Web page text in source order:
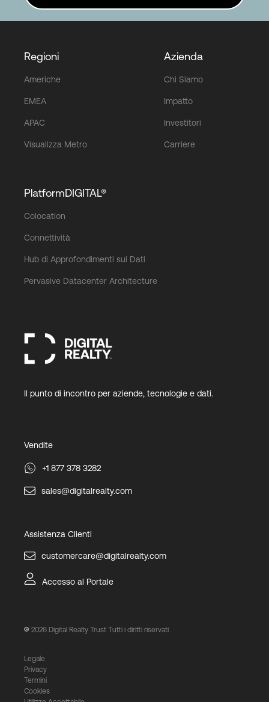
Regioni
Americhe
EMEA
APAC
Visualizza Metro
Azienda
Chi Siamo
Impatto
Investitori
Carriere
PlatformDIGITAL®
Colocation
Connettività
Hub di Approfondimenti sui Dati
Pervasive Datacenter Architecture
Il punto di incontro per aziende, tecnologie e dati.
Vendite
+1 877 378 3282
sales@digitalrealty.com
Assistenza Clienti
customercare@digitalrealty.com
Accesso al Portale
2026 Digital Realty Trust Tutti i diritti riservati
Legale
Privacy
Termini
Cookies